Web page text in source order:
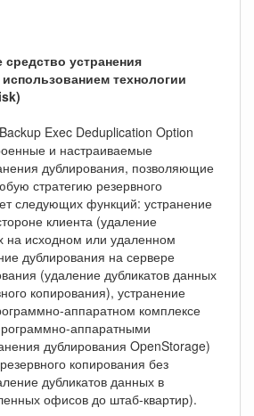
средство устранения
технологии
Exec Deduplication Option
и настраиваемые
дублирования, позволяющие
стратегию резервного
следующих функций: устранение
клиента (удаление
на исходном или удаленном
дублирования на сервере
(удаление дубликатов данных
копирования), устранение
аппаратном комплексе
аппаратными
дублирования OpenStorage)
копирования без
дубликатов данных в
офисов до штаб-квартир).